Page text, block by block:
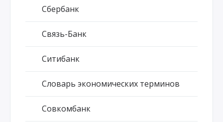
Сбербанк
Связь-Банк
Ситибанк
Словарь экономических терминов
Совкомбанк